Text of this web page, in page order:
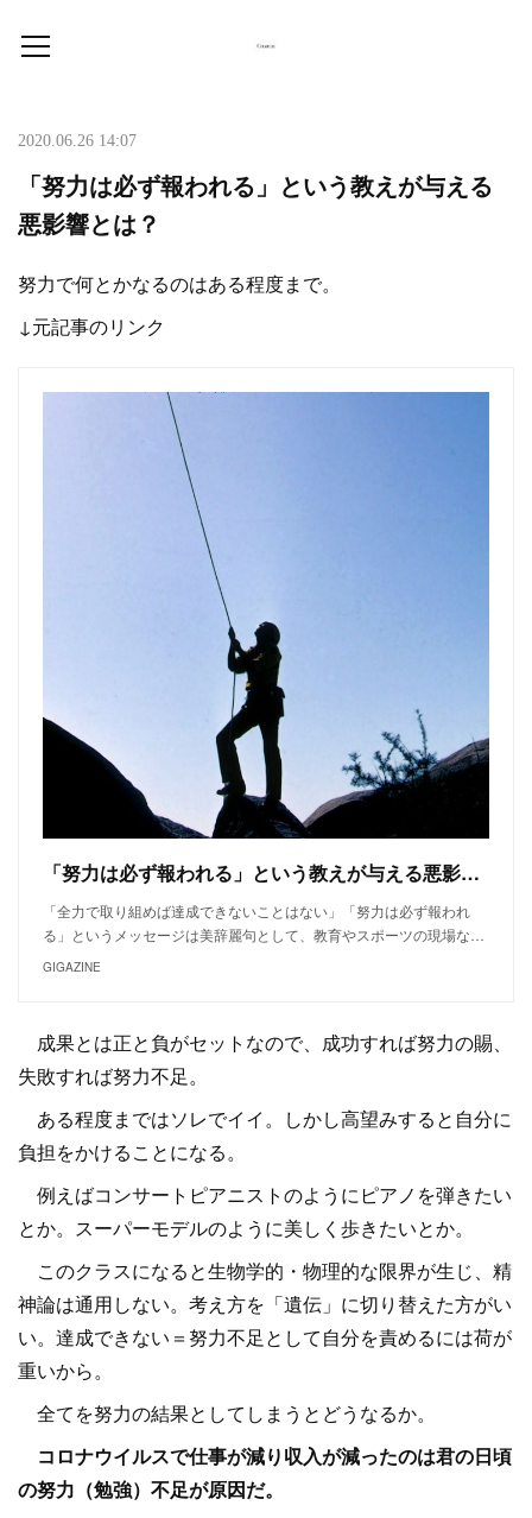
2020.06.26 14:07
「努力は必ず報われる」という教えが与える
悪影響とは？
努力で何とかなるのはある程度まで。
↓元記事のリンク
「努力は必ず報われる」という教えが与える悪影響とは？
「全力で取り組めば達成できないことはない」「努力は必ず報われ
る」というメッセージは美辞麗句として、教育やスポーツの現場な…
GIGAZINE
成果とは正と負がセットなので、成功すれば努力の賜、
失敗すれば努力不足。
ある程度まではソレでイイ。しかし高望みすると自分に
負担をかけることになる。
例えばコンサートピアニストのようにピアノを弾きたい
とか。スーパーモデルのように美しく歩きたいとか。
このクラスになると生物学的・物理的な限界が生じ、精
神論は通用しない。考え方を「遺伝」に切り替えた方がい
い。達成できない＝努力不足として自分を責めるには荷が
重いから。
全てを努力の結果としてしまうとどうなるか。
コロナウイルスで仕事が減り収入が減ったのは君の日頃
の努力（勉強）不足が原因だ。